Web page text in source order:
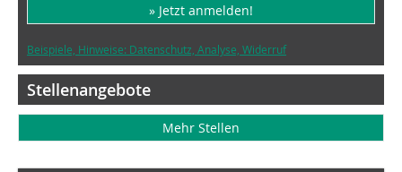
» Jetzt anmelden!
Beispiele, Hinweise: Datenschutz, Analyse, Widerruf
Stellenangebote
Mehr Stellen